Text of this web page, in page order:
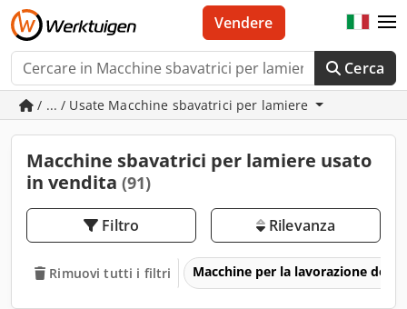
Cerca
Vendere
/ ... / Usate Macchine sbavatrici per lamiere
Macchine sbavatrici per lamiere usato
in vendita (91)
Filtro Rilevanza
Rimuovi tutti i filtri Macchine per la lavorazione del